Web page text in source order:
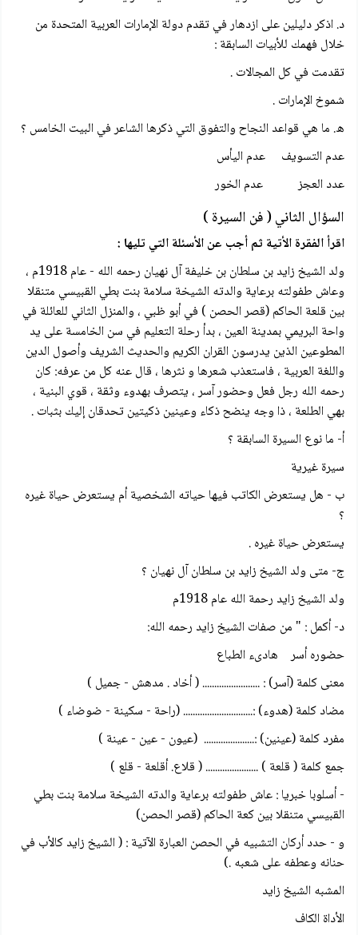
د. اذكر دليلين على ازدهار في تقدم دولة الإمارات العربية المتحدة من
خلال فهمك للأبيات السابقة :
تقدمت في كل المجالات .
شموخ الإمارات .
ه. ما هي قواعد النجاح والتفوق التي ذكرها الشاعر في البيت الخامس ؟
عدم التسويف عدم اليأس
عدد العجز عدم الخور
السؤال الثاني ( فن السيرة )
اقرأ الفقرة الأتية ثم أجب عن الأسئلة التي تليها :
ولد الشيخ زايد بن سلطان بن خليفة آل نهيان رحمه الله - عام 1918م ،
وعاش طفولته برعاية والدته الشيخة سلامة بنت بطي القبيسي متنقلا
بين قلعة الحاكم (قصر الحصن ) في أبو ظبي ، والمنزل الثاني للعائلة في
واحة البريمي بمدينة العين ، بدأ رحلة التعليم في سن الخامسة على يد
المطوعين الذين يدرسون القران الكريم والحديث الشريف وأصول الدين
واللغة العربية ، فاستعذب شعرها و نثرها ، قال عنه كل من عرفه: كان
رحمه الله رجل فعل وحضور آسر ، يتصرف بهدوء وثقة ، قوي البنية ،
بهي الطلعة ، ذا وجه ينضح ذكاء وعينين ذكيتين تحدقان إليك بثبات .
أ- ما نوع السيرة السابقة ؟
سيرة غيرية
ب - هل يستعرض الكاتب فيها حياته الشخصية أم يستعرض حياة غيره
؟
يستعرض حياة غيره .
ج- متى ولد الشيخ زايد بن سلطان آل نهيان ؟
ولد الشيخ زايد رحمة الله عام 1918م
د- أكمل : " من صفات الشيخ زايد رحمه الله:
حضوره أسر هادیء الطباع
معنى كلمة (آسر) : ........................ ( أخاد . مدهش - جميل )
مضاد كلمة (هدوء) :............................. (راحة - سكينة - ضوضاء )
مفرد كلمة (عينين) :..................... (عيون - عين - عينة )
جمع كلمة ( قلعة ) ...................... ( قلاع. أقلعة - قلع )
- أسلوبا خبريا : عاش طفولته برعاية والدته الشيخة سلامة بنت بطي
القبيسي متنقلا بين كعة الحاكم (قصر الحصن)
و - حدد أركان التشبيه في الحصن العبارة الآتية : ( الشيخ زايد كالأب في
حنانه وعطفه على شعبه .)
المشبه الشيخ زايد
الأداة الكاف